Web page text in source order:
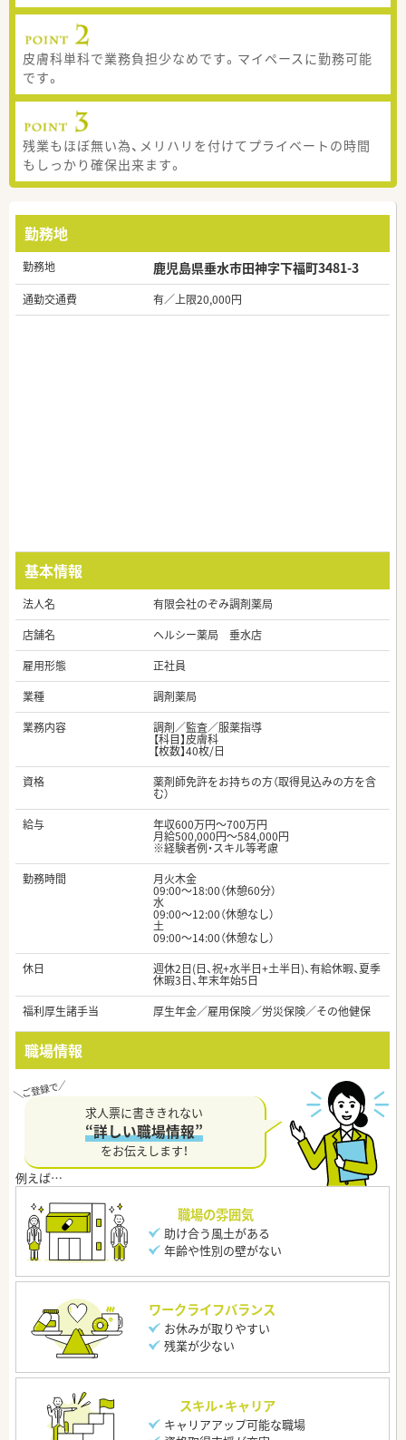
皮膚科単科で業務負担少なめです。マイペースに勤務可能
です。
残業もほぼ無い為、メリハリを付けてプライベートの時間
もしっかり確保出来ます。
勤務地
勤務地 鹿児島県垂水市田神字下福町3481-3
通勤交通費 有／上限20,000円
基本情報
法人名
有限会社のぞみ調剤薬局
店舗名
ヘルシー薬局 垂水店
雇用形態
正社員
業種
調剤薬局
業務内容
調剤／監査／服薬指導
【科目】皮膚科
【枚数】40枚/日
資格
薬剤師免許をお持ちの方（取得見込みの方を含
む）
給与
年収600万円～700万円
月給500,000円～584,000円
※経験者例・スキル等考慮
勤務時間
月火木金
09:00～18:00（休憩60分）
水
09:00～12:00（休憩なし）
土
09:00～14:00（休憩なし）
休日
週休2日(日、祝+水半日+土半日)、有給休暇、夏季
休暇3日、年末年始5日
福利厚生諸手当
厚生年金／雇用保険／労災保険／その他健保
職場情報
求人票に書ききれない
“詳しい職場情報”
をお伝えします！
職場の雰囲気
助け合う風土がある
年齢や性別の壁がない
ワークライフバランス
お休みが取りやすい
残業が少ない
スキル・キャリア
キャリアアップ可能な職場